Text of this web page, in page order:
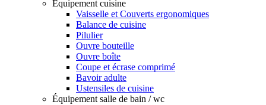
Équipement cuisine
Vaisselle et Couverts ergonomiques
Balance de cuisine
Pilulier
Ouvre bouteille
Ouvre boîte
Coupe et écrase comprimé
Bavoir adulte
Ustensiles de cuisine
Équipement salle de bain / wc